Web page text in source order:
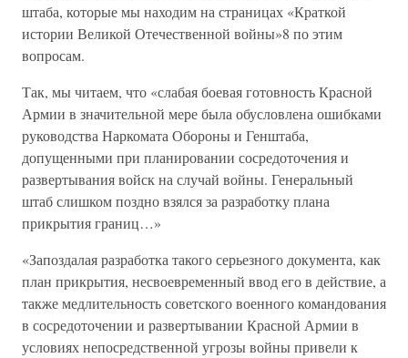
штаба, которые мы находим на страницах «Краткой
истории Великой Отечественной войны»8 по этим
вопросам.
Так, мы читаем, что «слабая боевая готовность Красной
Армии в значительной мере была обусловлена ошибками
руководства Наркомата Обороны и Генштаба,
допущенными при планировании сосредоточения и
развертывания войск на случай войны. Генеральный
штаб слишком поздно взялся за разработку плана
прикрытия границ…»
«Запоздалая разработка такого серьезного документа, как
план прикрытия, несвоевременный ввод его в действие, а
также медлительность советского военного командования
в сосредоточении и развертывании Красной Армии в
условиях непосредственной угрозы войны привели к